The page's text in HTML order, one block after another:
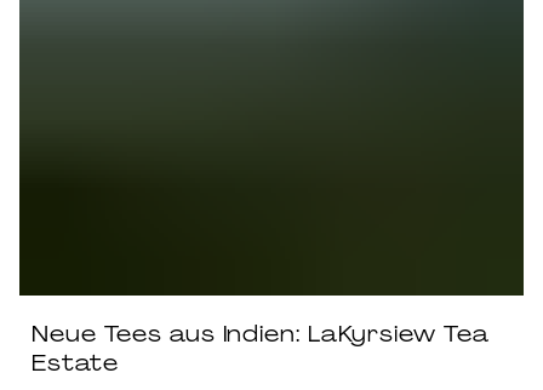
Neue Tees aus Indien: LaKyrsiew Tea
Estate